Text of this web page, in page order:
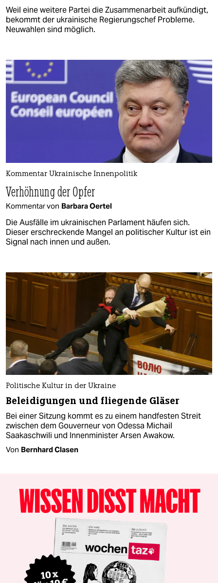
Weil eine weitere Partei die Zusammenarbeit aufkündigt,
bekommt der ukrainische Regierungschef Probleme.
Neuwahlen sind möglich.
Kommentar Ukrainische Innenpolitik
Verhöhnung der Opfer
Kommentar von Barbara Oertel
Die Ausfälle im ukrainischen Parlament häufen sich.
Dieser erschreckende Mangel an politischer Kultur ist ein
Signal nach innen und außen.
Politische Kultur in der Ukraine
Beleidigungen und fliegende Gläser
Bei einer Sitzung kommt es zu einem handfesten Streit
zwischen dem Gouverneur von Odessa Michail
Saakaschwili und Innenminister Arsen Awakow.
Von Bernhard Clasen